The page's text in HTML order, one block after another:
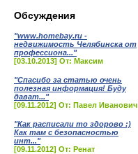
Обсуждения
"www.homebay.ru -
недвижимость Челябинска от
профессиона..."
[03.10.2013] От: Максим
"Спасибо за статью очень
полезная информация! Буду
дават..."
[09.11.2012] От: Павел Иванович
"Как расписали то здорово :)
Как там с безопасностью
инт..."
[09.11.2012] От: Ренат